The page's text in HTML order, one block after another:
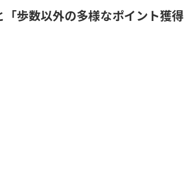
「歩数以外の多様なポイント獲得